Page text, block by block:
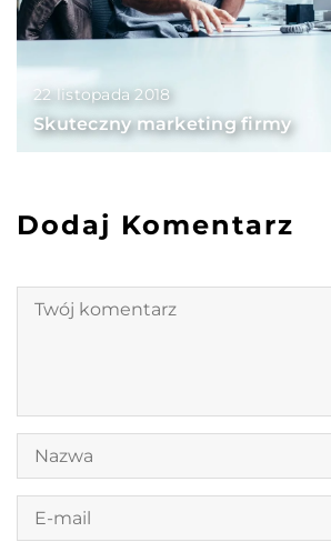
22 listopada 2018
Skuteczny marketing firmy
Dodaj Komentarz